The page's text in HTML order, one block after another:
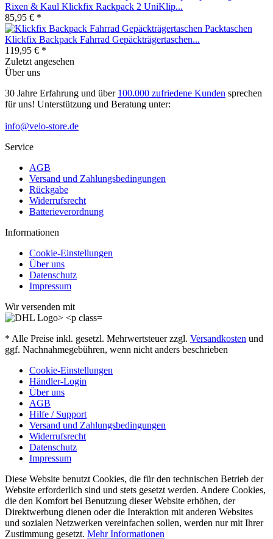
Rixen & Kaul Klickfix Rackpack 2 UniKlip...
85,95 € *
Klickfix Backpack Fahrrad Gepäckträgertaschen...
119,95 € *
Zuletzt angesehen
Über uns
30 Jahre Erfahrung und über 100.000 zufriedene Kunden sprechen
für uns! Unterstützung und Beratung unter:
info@velo-store.de
Service
AGB
Versand und Zahlungsbedingungen
Rückgabe
Widerrufsrecht
Batterieverordnung
Informationen
Cookie-Einstellungen
Über uns
Datenschutz
Impressum
Wir versenden mit
* Alle Preise inkl. gesetzl. Mehrwertsteuer zzgl. Versandkosten und
ggf. Nachnahmegebühren, wenn nicht anders beschrieben
Cookie-Einstellungen
Händler-Login
Über uns
AGB
Hilfe / Support
Versand und Zahlungsbedingungen
Widerrufsrecht
Datenschutz
Impressum
Diese Website benutzt Cookies, die für den technischen Betrieb der
Website erforderlich sind und stets gesetzt werden. Andere Cookies,
die den Komfort bei Benutzung dieser Website erhöhen, der
Direktwerbung dienen oder die Interaktion mit anderen Websites
und sozialen Netzwerken vereinfachen sollen, werden nur mit Ihrer
Zustimmung gesetzt. Mehr Informationen